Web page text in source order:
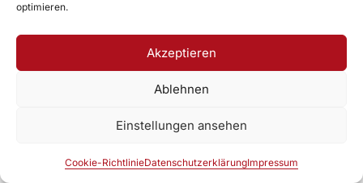
optimieren.
Akzeptieren
Ablehnen
Einstellungen ansehen
Cookie-RichtlinieDatenschutzerklärungImpressum
Zur DAV Webseite